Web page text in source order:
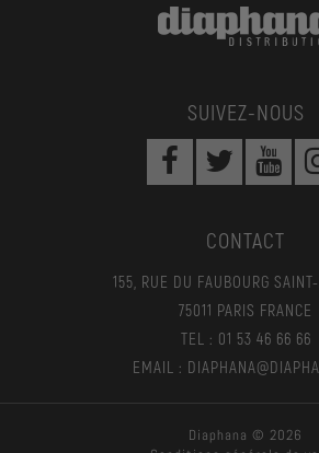
SUIVEZ-NOUS
CONTACT
155, RUE DU FAUBOURG
75011 PARIS FRANCE
TEL : 01 53 46 66 66
EMAIL :
Diaphana © 2026